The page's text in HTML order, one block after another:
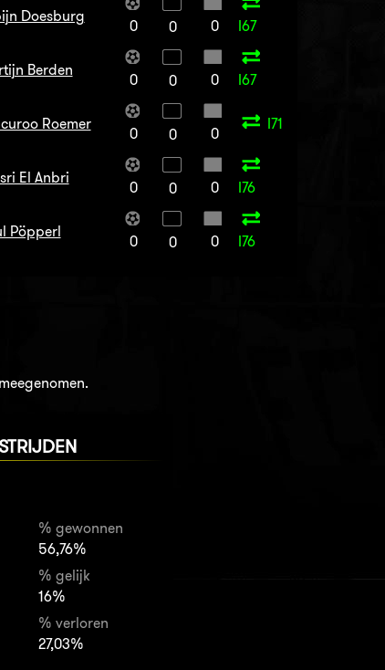
Doesburg
0 0 0 I67
Berden
0 0 0 I67
Roemer
0 0 0
I71
El Anbri
0 0 0 I76
Pöpperl
0 0 0 I76
% gewonnen
56,76%
% gelijk
16%
% verloren
27,03%